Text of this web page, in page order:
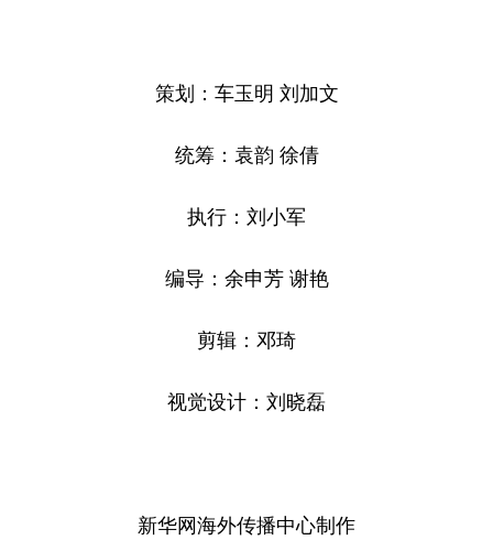
策划：车玉明 刘加文
统筹：袁韵 徐倩
执行：刘小军
编导：余申芳 谢艳
剪辑：邓琦
视觉设计：刘晓磊
新华网海外传播中心制作